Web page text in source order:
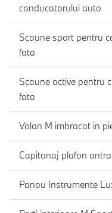
conducatorului auto
Scaune sport pentru
fata
Scaune active pentru
fata
Volan M imbracat in
Capitonaj plafon
Panou Instrumente